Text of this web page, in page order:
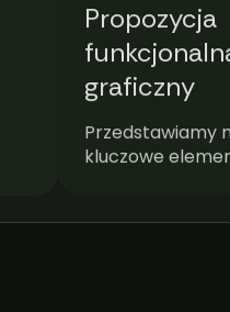
Propozycja
graficzny
Przedstawiamy
kluczowe